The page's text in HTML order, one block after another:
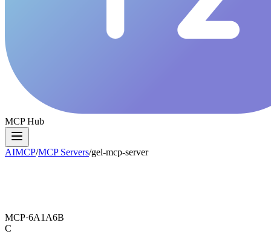
MCP Hub
AIMCP/MCP Servers/gel-mcp-server
MCP·6A1A6B
C